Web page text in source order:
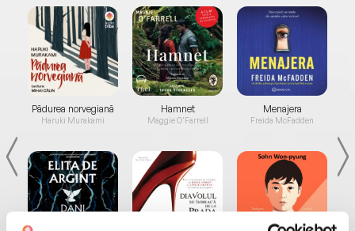
Pădurea norvegiană
Haruki Murakami
Hamnet
Maggie O'Farrell
Menajera
Freida McFadden